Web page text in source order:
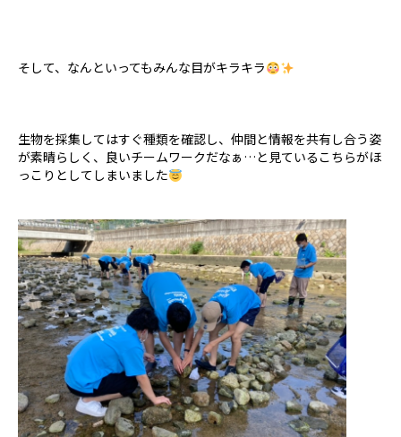
そして、なんといってもみんな目がキラキラ
生物を採集してはすぐ種類を確認し、仲間と情報を共有し合う姿
が素晴らしく、良いチームワークだなぁ…と見ているこちらがほ
っこりとしてしまいました